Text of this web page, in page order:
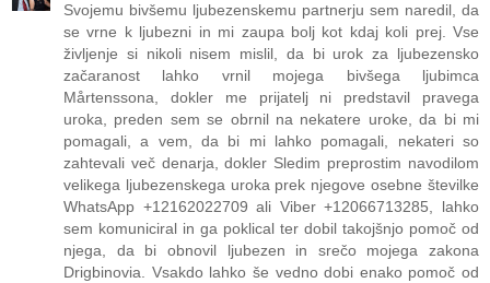
Svojemu bivšemu ljubezenskemu partnerju sem naredil, da
se vrne k ljubezni in mi zaupa bolj kot kdaj koli prej. Vse
življenje si nikoli nisem mislil, da bi urok za ljubezensko
začaranost lahko vrnil mojega bivšega ljubimca
Mårtenssona, dokler me prijatelj ni predstavil pravega
uroka, preden sem se obrnil na nekatere uroke, da bi mi
pomagali, a vem, da bi mi lahko pomagali, nekateri so
zahtevali več denarja, dokler Sledim preprostim navodilom
velikega ljubezenskega uroka prek njegove osebne številke
WhatsApp +12162022709 ali Viber +12066713285, lahko
sem komuniciral in ga poklical ter dobil takojšnjo pomoč od
njega, da bi obnovil ljubezen in srečo mojega zakona
Drigbinovia. Vsakdo lahko še vedno dobi enako pomoč od